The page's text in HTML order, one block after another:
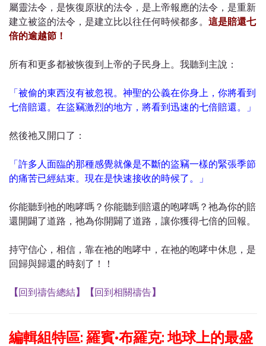
屬靈法令，是恢復原狀的法令，是上帝報應的法令，是重新
建立被盜的法令，是建立比以往任何時候都多。 這是賠還七
倍的逾越節！
所有和更多都被恢復到上帝的子民身上。我聽到主說：
「被偷的東西沒有被忽視。神聖的公義在你身上，你將看到
七倍賠還。在盜竊激烈的地方，將看到迅速的七倍賠還。」
然後祂又開口了：
「許多人面臨的那種感覺就像是不斷的盜竊一樣的緊張季節
的痛苦已經結束。現在是快速接收的時候了。」
你能聽到祂的咆哮嗎？你能聽到賠還的咆哮嗎？祂為你的賠
還開闢了道路，祂為你開闢了道路，讓你獲得七倍的回報。
持守信心，相信，靠在祂的咆哮中，在祂的咆哮中休息，是
回歸與歸還的時刻了！！
【回到禱告總結】 【回到相關禱告】
編輯組特區: 羅賓·布羅克: 地球上的最盛